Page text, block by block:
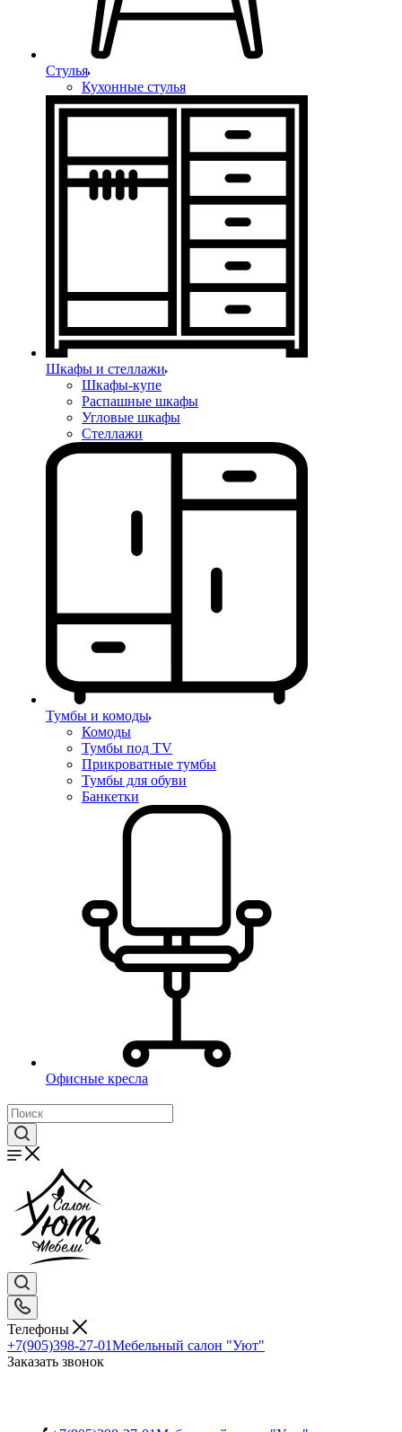
Стулья
Кухонные стулья
Шкафы и стеллажи
Шкафы-купе
Распашные шкафы
Угловые шкафы
Стеллажи
Тумбы и комоды
Комоды
Тумбы под TV
Прикроватные тумбы
Тумбы для обуви
Банкетки
Офисные кресла
Телефоны
+7(905)398-27-01Мебельный салон "Уют"
Заказать звонок